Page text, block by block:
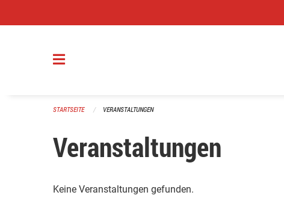
STARTSEITE VERANSTALTUNGEN
Veranstaltungen
Keine Veranstaltungen gefunden.